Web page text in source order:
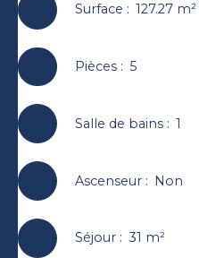
Surface : 127.27 m²
Pièces: 5
Salle de bains: 1
Ascenseur: Non
Séjour: 31 m²